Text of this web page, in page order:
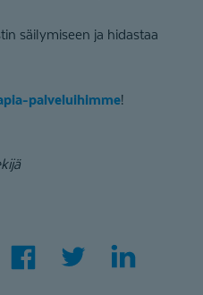
säilymiseen ja hidastaa
palveluihimme!